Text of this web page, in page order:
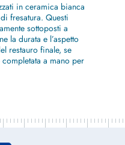
in ceramica bianca
fresatura. Questi
sottoposti a
la durata e l’aspetto
restauro finale, se
a mano per